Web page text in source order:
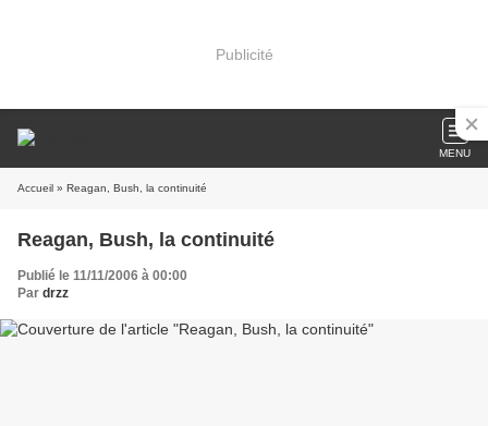
Publicité
MENU
Accueil » Reagan, Bush, la continuité
Reagan, Bush, la continuité
Publié le 11/11/2006 à 00:00
Par drzz